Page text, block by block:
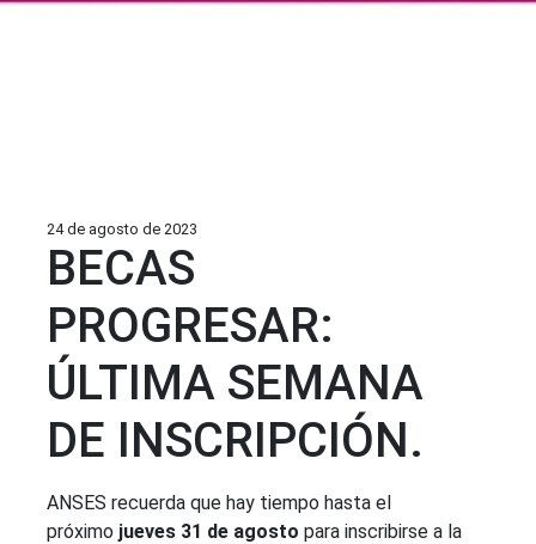
24 de agosto de 2023
BECAS
PROGRESAR:
ÚLTIMA SEMANA
DE INSCRIPCIÓN.
ANSES recuerda que hay tiempo hasta el
próximo jueves 31 de agosto para inscribirse a la